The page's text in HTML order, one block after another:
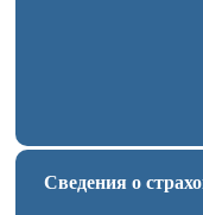
Сведения о